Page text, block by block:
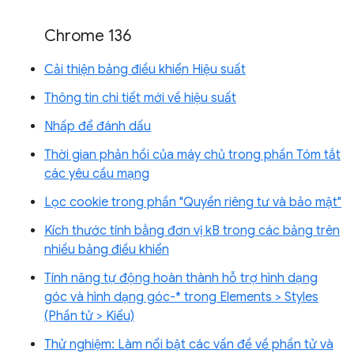
Chrome 136
Cải thiện bảng điều khiển Hiệu suất
Thông tin chi tiết mới về hiệu suất
Nhấp để đánh dấu
Thời gian phản hồi của máy chủ trong phần Tóm tắt
các yêu cầu mạng
Lọc cookie trong phần "Quyền riêng tư và bảo mật"
Kích thước tính bằng đơn vị kB trong các bảng trên
nhiều bảng điều khiển
Tính năng tự động hoàn thành hỗ trợ hình dạng
góc và hình dạng góc-* trong Elements > Styles
(Phần tử > Kiểu)
Thử nghiệm: Làm nổi bật các vấn đề về phần tử và